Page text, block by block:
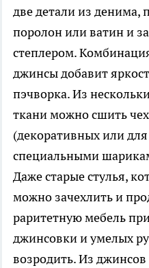
две детали из
поролон или ватин и
степлером.
джинсы добавит
пэчворка. Из
ткани можно сшить
(декоративных или
специальными
Даже старые стулья,
можно зачехлить и
раритетную мебель
джинсовки и умелых
возродить. Из